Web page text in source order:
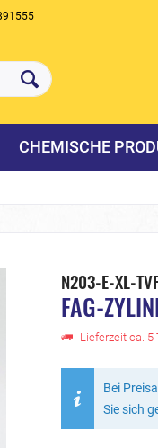
CHEMISCHE
N203-E-XL-
FAG-
Lieferzeit ca. 5
Bei
Sie sich